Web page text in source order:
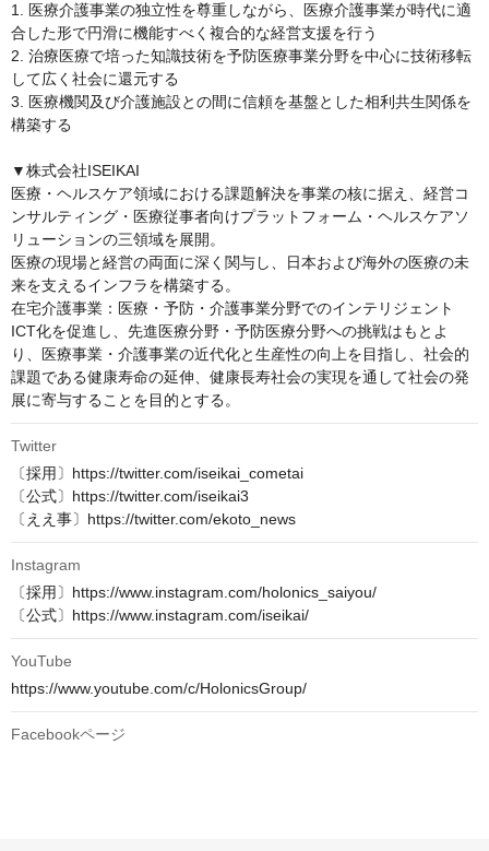
1. 医療介護事業の独立性を尊重しながら、医療介護事業が時代に適
合した形で円滑に機能すべく複合的な経営支援を行う
2. 治療医療で培った知識技術を予防医療事業分野を中心に技術移転
して広く社会に還元する
3. 医療機関及び介護施設との間に信頼を基盤とした相利共生関係を
構築する
▼株式会社ISEIKAI
医療・ヘルスケア領域における課題解決を事業の核に据え、経営コ
ンサルティング・医療従事者向けプラットフォーム・ヘルスケアソ
リューションの三領域を展開。
医療の現場と経営の両面に深く関与し、日本および海外の医療の未
来を支えるインフラを構築する。
在宅介護事業：医療・予防・介護事業分野でのインテリジェント
ICT化を促進し、先進医療分野・予防医療分野への挑戦はもとよ
り、医療事業・介護事業の近代化と生産性の向上を目指し、社会的
課題である健康寿命の延伸、健康長寿社会の実現を通して社会の発
展に寄与することを目的とする。
Twitter
〔採用〕https://twitter.com/iseikai_cometai
〔公式〕https://twitter.com/iseikai3
〔ええ事〕https://twitter.com/ekoto_news
Instagram
〔採用〕https://www.instagram.com/holonics_saiyou/
〔公式〕https://www.instagram.com/iseikai/
YouTube
https://www.youtube.com/c/HolonicsGroup/
Facebookページ